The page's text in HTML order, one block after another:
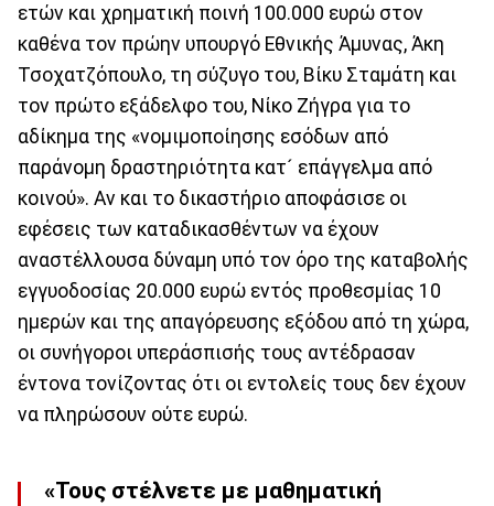
ετών και χρηματική ποινή 100.000 ευρώ στον
καθένα τον πρώην υπουργό Εθνικής Άμυνας, Άκη
Τσοχατζόπουλο, τη σύζυγο του, Βίκυ Σταμάτη και
τον πρώτο εξάδελφο του, Νίκο Ζήγρα για το
αδίκημα της «νομιμοποίησης εσόδων από
παράνομη δραστηριότητα κατ´ επάγγελμα από
κοινού». Αν και το δικαστήριο αποφάσισε οι
εφέσεις των καταδικασθέντων να έχουν
αναστέλλουσα δύναμη υπό τον όρο της καταβολής
εγγυοδοσίας 20.000 ευρώ εντός προθεσμίας 10
ημερών και της απαγόρευσης εξόδου από τη χώρα,
οι συνήγοροι υπεράσπισής τους αντέδρασαν
έντονα τονίζοντας ότι οι εντολείς τους δεν έχουν
να πληρώσουν ούτε ευρώ.
«Τους στέλνετε με μαθηματική